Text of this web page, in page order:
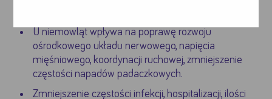
U niemowląt wpływa na poprawę rozwoju
ośrodkowego układu nerwowego, napięcia
mięśniowego, koordynacji ruchowej, zmniejszenie
częstości napadów padaczkowych.
Zmniejszenie częstości infekcji, hospitalizacji, ilości